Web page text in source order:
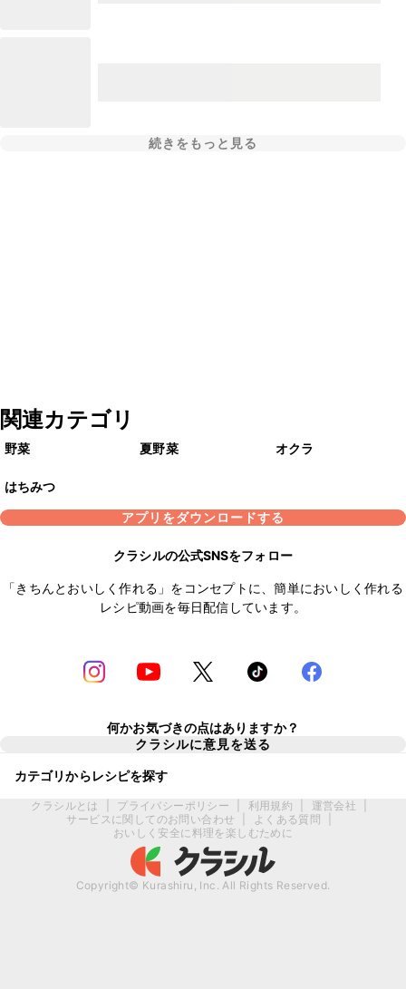
続きをもっと見る
関連カテゴリ
野菜 夏野菜 オクラ
はちみつ
アプリをダウンロードする
クラシルの公式SNSをフォロー
「きちんとおいしく作れる」をコンセプトに、簡単においしく作れる
レシピ動画を毎日配信しています。
何かお気づきの点はありますか？
クラシルに意見を送る
カテゴリからレシピを探す
クラシルとは プライバシーポリシー 利用規約 運営会社
サービスに関してのお問い合わせ
よくある質問
おいしく安全に料理を楽しむために
Copyright© Kurashiru, Inc. All Rights Reserved.